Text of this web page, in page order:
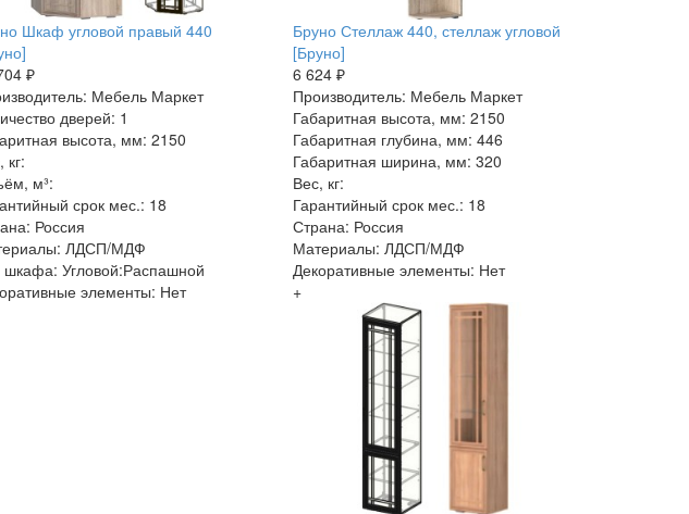
Шкаф угловой правый 440
₽
Мебель Маркет
дверей: 1
высота, мм: 2150
кг:
м³:
срок мес.: 18
Россия
ЛДСП/МДФ
шкафа: Угловой:Распашной
элементы: Нет
Бруно Стеллаж 440, стеллаж угловой
[Бруно]
6 624 ₽
Производитель: Мебель Маркет
Габаритная высота, мм: 2150
Габаритная глубина, мм: 446
Габаритная ширина, мм: 320
Вес, кг:
Гарантийный срок мес.: 18
Страна: Россия
Материалы: ЛДСП/МДФ
Декоративные элементы: Нет
+